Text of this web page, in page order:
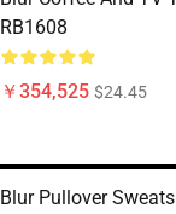
RB1608
￥354,525 $24.45
Blur Pullover